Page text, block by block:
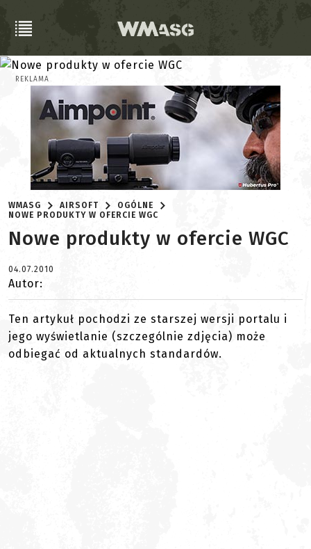
REKLAMA
WMASG AIRSOFT
OGÓLNE
NOWE PRODUKTY W OFERCIE WGC
Nowe produkty w ofercie WGC
04.07.2010
Autor:
Ten artykuł pochodzi ze starszej wersji portalu i
jego wyświetlanie (szczególnie zdjęcia) może
odbiegać od aktualnych standardów.